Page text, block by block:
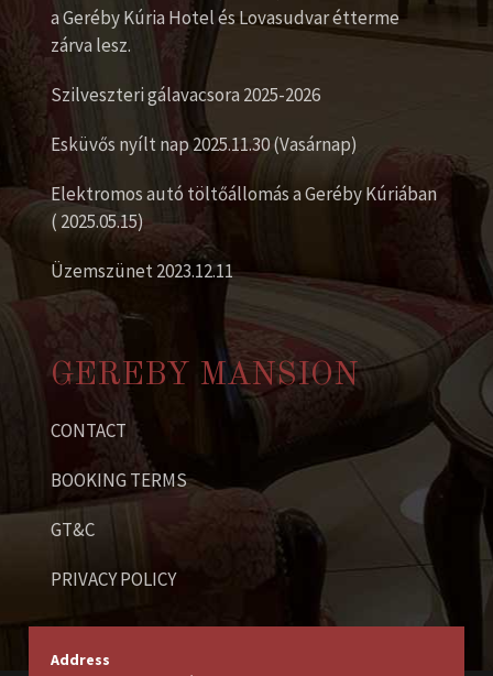
a Geréby Kúria Hotel és Lovasudvar étterme
zárva lesz.
Szilveszteri gálavacsora 2025-2026
Esküvős nyílt nap 2025.11.30 (Vasárnap)
Elektromos autó töltőállomás a Geréby Kúriában
( 2025.05.15)
Üzemszünet 2023.12.11
GEREBY MANSION
CONTACT
BOOKING TERMS
GT&C
PRIVACY POLICY
Address